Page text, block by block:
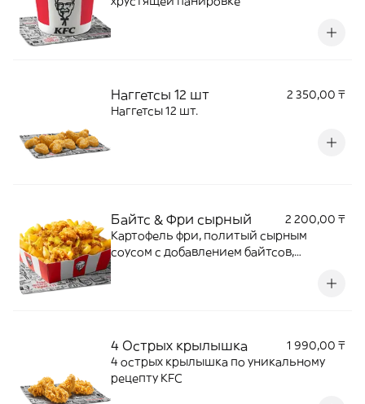
Наггетсы 12 шт
2 350,00 ₸
Наггетсы 12 шт.
Байтс & Фри сырный
2 200,00 ₸
Картофель фри, политый сырным
соусом с добавлением байтсов,
4 Острых крылышка
1 990,00 ₸
4 острых крылышка по уникальному
рецепту KFC